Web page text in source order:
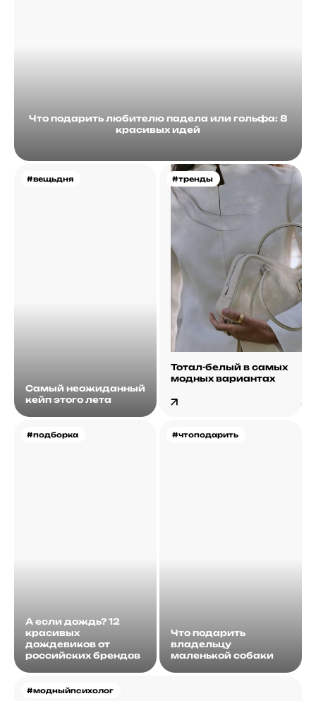
Что подарить любителю падела или гольфа: 8
красивых идей
#вещьдня
Самый неожиданный
кейп этого лета
#тренды
Тотал-белый в самых
модных вариантах
#подборка
А если дождь? 12
красивых
дождевиков от
российских брендов
#модныйпсихолог
#чтоподарить
Что подарить
владельцу
маленькой собаки